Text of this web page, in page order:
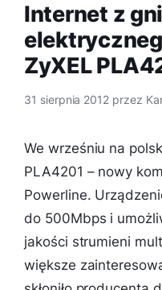
Internet z
ZyXEL
31 sierpnia 2012 przez
We wrześniu na
PLA4201 – nowy
Powerline.
do 500Mbps i
jakości strumieni
większe